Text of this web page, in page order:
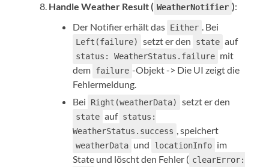
Handle Weather Result ( WeatherNotifier ):
Der Notifier erhält das Either . Bei
Left(failure) setzt er den state auf
status: WeatherStatus.failure mit
dem failure -Objekt -> Die UI zeigt die
Fehlermeldung.
Bei
Right(weatherData) setzt er den
state auf status:
WeatherStatus.success , speichert
weatherData und locationInfo im
State und löscht den Fehler ( clearError: